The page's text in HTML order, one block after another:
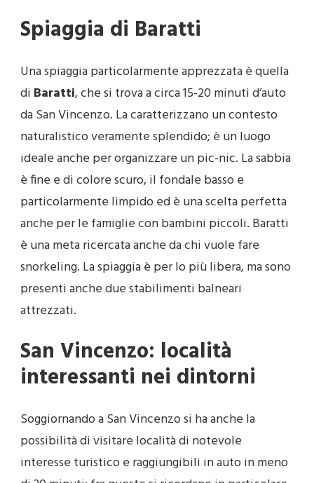
Spiaggia di Baratti
Una spiaggia particolarmente apprezzata è quella
di Baratti, che si trova a circa 15-20 minuti d’auto
da San Vincenzo. La caratterizzano un contesto
naturalistico veramente splendido; è un luogo
ideale anche per organizzare un pic-nic. La sabbia
è fine e di colore scuro, il fondale basso e
particolarmente limpido ed è una scelta perfetta
anche per le famiglie con bambini piccoli. Baratti
è una meta ricercata anche da chi vuole fare
snorkeling. La spiaggia è per lo più libera, ma sono
presenti anche due stabilimenti balneari
attrezzati.
San Vincenzo: località
interessanti nei dintorni
Soggiornando a San Vincenzo si ha anche la
possibilità di visitare località di notevole
interesse turistico e raggiungibili in auto in meno